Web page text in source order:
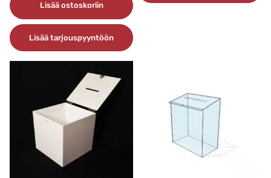
Lisää ostoskoriin
Lisää tarjouspyyntöön